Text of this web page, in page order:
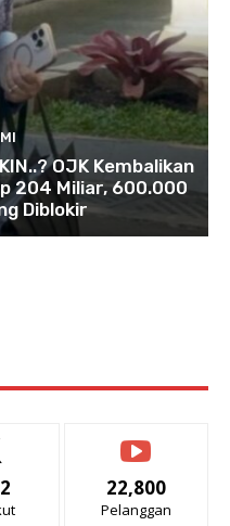
OJK Kembalikan
204 Miliar, 600.000
Diblokir
22,800
Pelanggan